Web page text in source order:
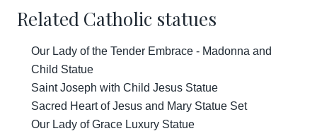
Related Catholic statues
Our Lady of the Tender Embrace - Madonna and
Child Statue
Saint Joseph with Child Jesus Statue
Sacred Heart of Jesus and Mary Statue Set
Our Lady of Grace Luxury Statue